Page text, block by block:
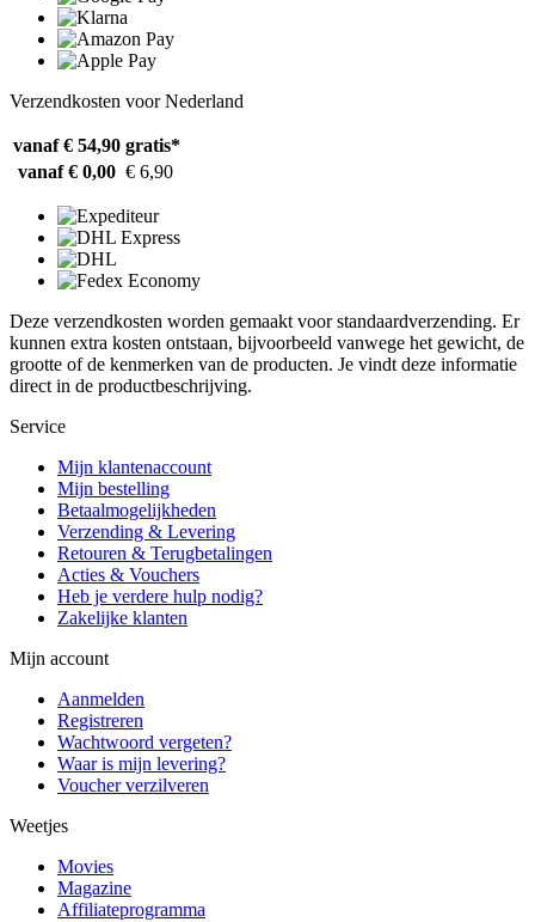
Verzendkosten voor Nederland
vanaf € 54,90 gratis*
vanaf € 0,00 € 6,90
Deze verzendkosten worden gemaakt voor standaardverzending. Er
kunnen extra kosten ontstaan, bijvoorbeeld vanwege het gewicht, de
grootte of de kenmerken van de producten. Je vindt deze informatie
direct in de productbeschrijving.
Service
Mijn klantenaccount
Mijn bestelling
Betaalmogelijkheden
Verzending & Levering
Retouren & Terugbetalingen
Acties & Vouchers
Heb je verdere hulp nodig?
Zakelijke klanten
Mijn account
Aanmelden
Registreren
Wachtwoord vergeten?
Waar is mijn levering?
Voucher verzilveren
Weetjes
Movies
Magazine
Affiliateprogramma